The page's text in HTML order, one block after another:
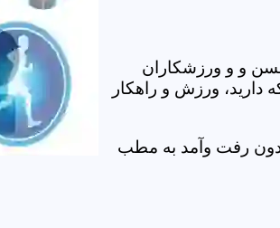
مسن و و ورزشکاران
دارید، ورزش و راهکار
بدون رفت وآمد به مطب